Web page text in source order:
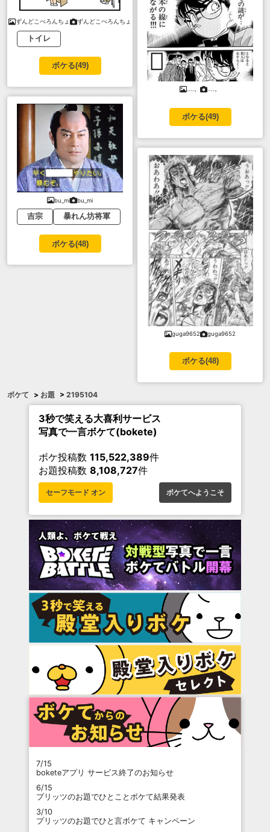
ずんどこべろんちょ ずんどこべろんちょ
トイレ
ボケる(49)
bu_mi bu_mi
吉宗 暴れん坊将軍
ボケる(48)
ボケる(49)
guga9652 guga9652
ボケる(48)
ボケて > お題 > 2195104
3秒で笑える大喜利サービス
写真で一言ボケて(bokete)
ボケ投稿数 115,522,389件
お題投稿数 8,108,727件
セーフモード オン ボケてへようこそ
7/15
boketeアプリ サービス終了のお知らせ
6/15
プリッツのお題でひとことボケて結果発表
3/10
プリッツのお題でひと言ボケて キャンペーン